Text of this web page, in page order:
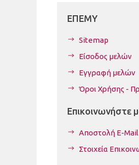
ΕΠΕΜΥ
Sitemap
Είσοδος μελών
Εγγραφή μελών
Όροι Χρήσης -
Επικοινωνήστε
Αποστολή E-Mail
Στοιχεία